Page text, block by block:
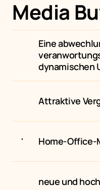
Media
Eine
dynamischen
Attraktive
Home-Office-
neue und